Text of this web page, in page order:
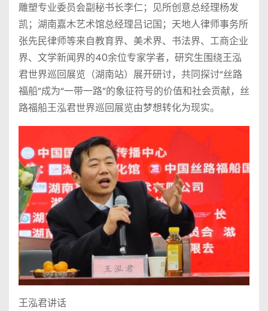
雕塑专业委员会副秘书长李仁；见所创意总经理杨发
凯；湖南嘉木艺术馆总经理吕记国；天地人律师事务所
张先民律师等来自教育界、美术界、书法界、工商企业
界、文学新闻界的40余位专家学者，研究生围绕王泓
君世界巡回展览（湖南站）展开研讨，共同探讨“丝路
福船”成为“一带一路”的象征符号的价值和社会贡献，丝
路福船王泓君世界巡回展览由梦想转化为现实。
王泓君讲话